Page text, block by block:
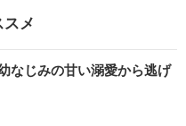
メ
なじみの甘い溺愛から逃げ